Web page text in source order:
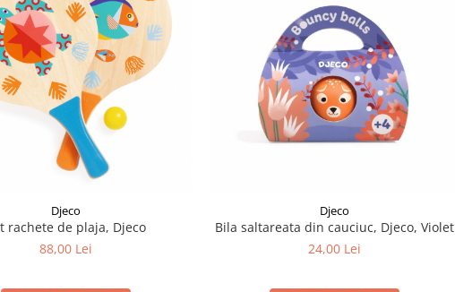
Djeco
rachete de plaja, Djeco
88,00 Lei
Djeco
Bila saltareata din cauciuc, Djeco, Violet
24,00 Lei